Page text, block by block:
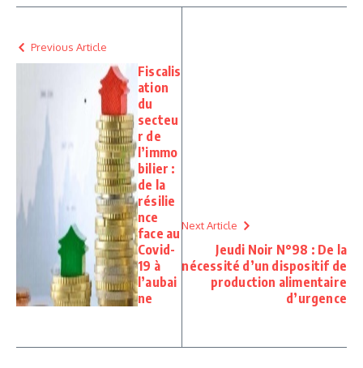
Previous Article
Fiscalis
ation
du
secteu
r de
l’immo
bilier :
de la
résilie
nce
face au
Covid-
19 à
l’aubai
ne
Next Article
Jeudi Noir N°98 : De la
nécessité d’un dispositif de
production alimentaire
d’urgence